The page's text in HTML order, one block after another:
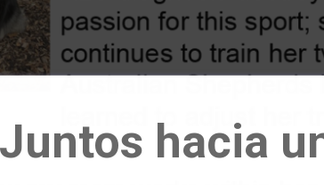
Juntos hacia